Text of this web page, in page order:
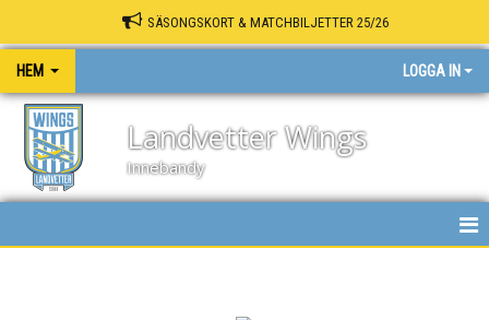
SÄSONGSKORT & MATCHBILJETTER 25/26
HEM LOGGA IN
Landvetter Wings
Innebandy